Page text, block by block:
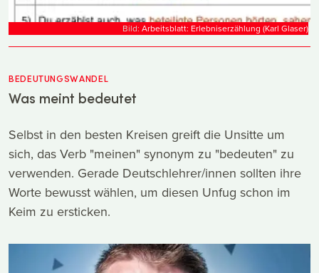
Bild: Arbeitsblatt: Erlebniserzählung (Karl Glaser)
BEDEUTUNGSWANDEL
Was meint bedeutet
Selbst in den besten Kreisen greift die Unsitte um
sich, das Verb "meinen" synonym zu "bedeuten" zu
verwenden. Gerade Deutschlehrer/innen sollten ihre
Worte bewusst wählen, um diesen Unfug schon im
Keim zu ersticken.